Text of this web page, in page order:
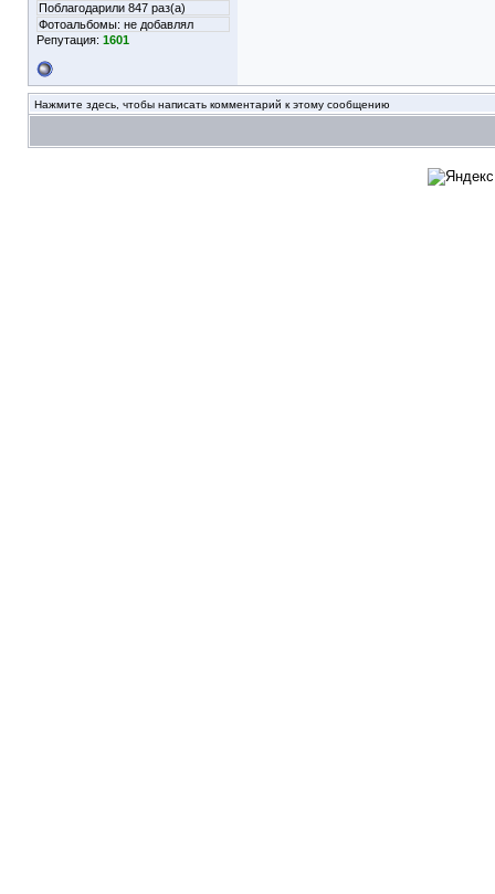
Поблагодарили 847 раз(а)
Фотоальбомы: не добавлял
Репутация: 1601
Нажмите здесь, чтобы написать комментарий к этому сообщению